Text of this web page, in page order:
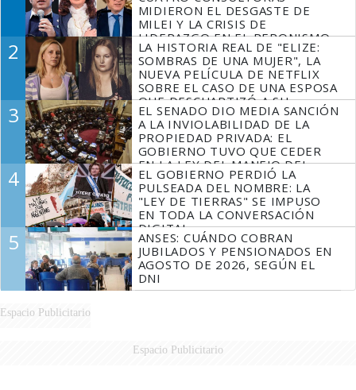
MIDIERON EL DESGASTE DE
MILEI Y LA CRISIS DE
LIDERAZGO EN EL PERONISMO
2
LA HISTORIA REAL DE "ELIZE:
SOMBRAS DE UNA MUJER", LA
NUEVA PELÍCULA DE NETFLIX
SOBRE EL CASO DE UNA ESPOSA
QUE DESCUARTIZÓ A SU
MARIDO
3
EL SENADO DIO MEDIA SANCIÓN
A LA INVIOLABILIDAD DE LA
PROPIEDAD PRIVADA: EL
GOBIERNO TUVO QUE CEDER
EN LA LEY DEL MANEJO DEL
FUEGO
4
EL GOBIERNO PERDIÓ LA
PULSEADA DEL NOMBRE: LA
"LEY DE TIERRAS" SE IMPUSO
EN TODA LA CONVERSACIÓN
DIGITAL
5
ANSES: CUÁNDO COBRAN
JUBILADOS Y PENSIONADOS EN
AGOSTO DE 2026, SEGÚN EL
DNI
Espacio Publicitario
Espacio Publicitario